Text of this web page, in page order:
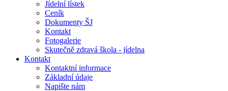
Jídelní lístek
Ceník
Dokumenty ŠJ
Kontakt
Fotogalerie
Skutečně zdravá škola - jídelna
Kontakt
Kontaktní informace
Základní údaje
Napište nám